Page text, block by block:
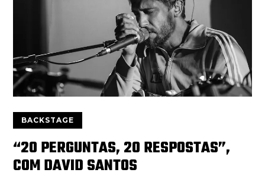
BACKSTAGE
“20 PERGUNTAS, 20 RESPOSTAS”,
COM DAVID SANTOS